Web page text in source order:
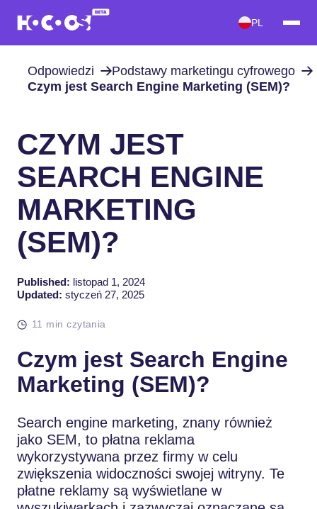
PL
Odpowiedzi
Podstawy marketingu cyfrowego
Czym jest Search Engine Marketing (SEM)?
CZYM JEST
SEARCH ENGINE
MARKETING
(SEM)?
Published: listopad 1, 2024
Updated: styczeń 27, 2025
11 min czytania
Czym jest Search Engine
Marketing (SEM)?
Search engine marketing, znany również
jako SEM, to płatna reklama
wykorzystywana przez firmy w celu
zwiększenia widoczności swojej witryny. Te
płatne reklamy są wyświetlane w